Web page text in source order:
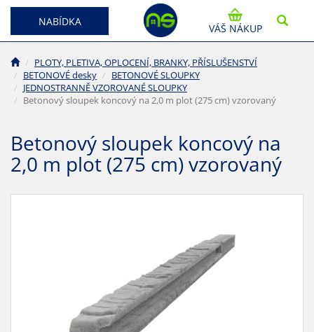
NABÍDKA
VÁŠ NÁKUP
PLOTY, PLETIVA, OPLOCENÍ, BRANKY, PŘÍSLUŠENSTVÍ
BETONOVÉ desky
BETONOVÉ SLOUPKY
JEDNOSTRANNĚ VZOROVANÉ SLOUPKY
Betonový sloupek koncový na 2,0 m plot (275 cm) vzorovaný
Betonový sloupek koncový na
2,0 m plot (275 cm) vzorovaný